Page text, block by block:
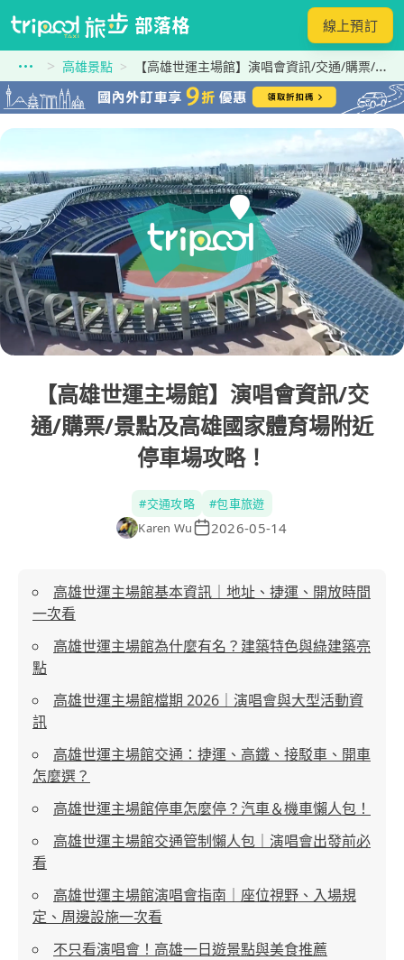
線上預訂
高雄景點 【高雄世運主場館】演唱會資訊/交通/購票/景點及高雄國家體育場附近停車場攻略！
【高雄世運主場館】演唱會資訊/交
通/購票/景點及高雄國家體育場附近
停車場攻略！
#交通攻略 #包車旅遊
Karen Wu
2026-05-14
高雄世運主場館基本資訊｜地址、捷運、開放時間
一次看
高雄世運主場館為什麼有名？建築特色與綠建築亮
點
高雄世運主場館檔期 2026｜演唱會與大型活動資
訊
高雄世運主場館交通：捷運、高鐵、接駁車、開車
怎麼選？
高雄世運主場館停車怎麼停？汽車＆機車懶人包！
高雄世運主場館交通管制懶人包｜演唱會出發前必
看
高雄世運主場館演唱會指南｜座位視野、入場規
定、周邊設施一次看
不只看演唱會！高雄一日遊景點與美食推薦